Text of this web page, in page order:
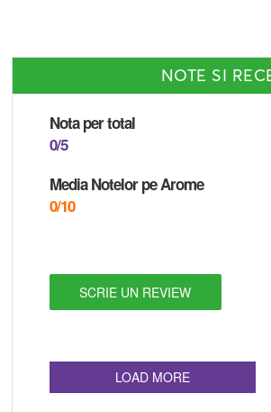
NOTE SI
Nota per total
0/5
Media Notelor pe Arome
0/10
SCRIE UN REVIEW
LOAD MORE